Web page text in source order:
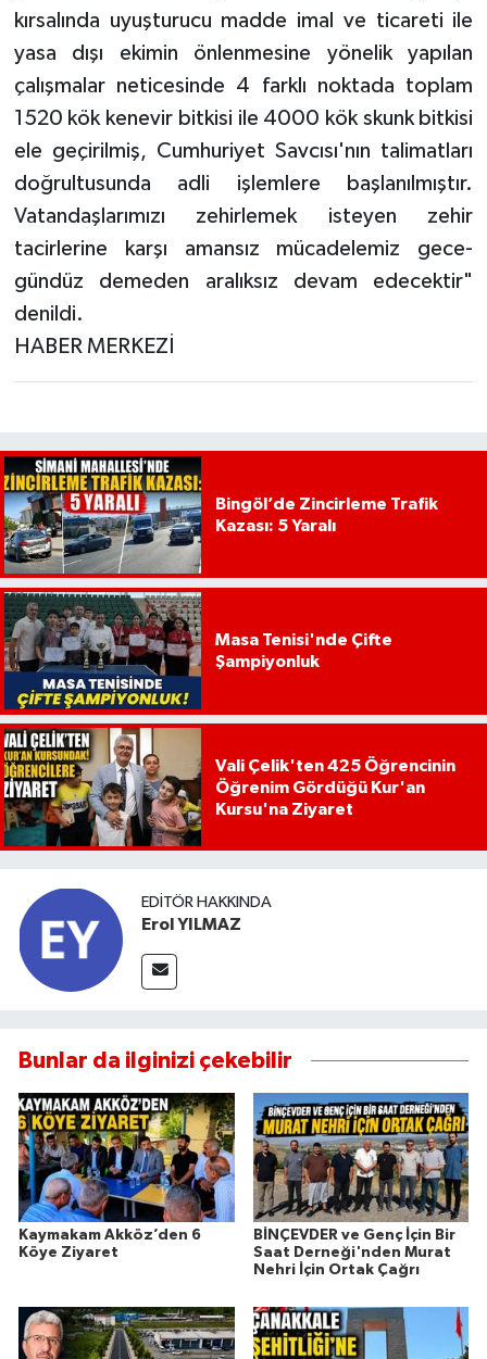
kırsalında uyuşturucu madde imal ve ticareti ile
yasa dışı ekimin önlenmesine yönelik yapılan
çalışmalar neticesinde 4 farklı noktada toplam
1520 kök kenevir bitkisi ile 4000 kök skunk bitkisi
ele geçirilmiş, Cumhuriyet Savcısı'nın talimatları
doğrultusunda adli işlemlere başlanılmıştır.
Vatandaşlarımızı zehirlemek isteyen zehir
tacirlerine karşı amansız mücadelemiz gece-
gündüz demeden aralıksız devam edecektir"
denildi.
HABER MERKEZİ
Bingöl’de Zincirleme Trafik
Kazası: 5 Yaralı
Masa Tenisi'nde Çifte
Şampiyonluk
Vali Çelik'ten 425 Öğrencinin
Öğrenim Gördüğü Kur'an
Kursu'na Ziyaret
EDITÖR HAKKINDA
Erol YILMAZ
Bunlar da ilginizi çekebilir
Kaymakam Akköz’den 6
Köye Ziyaret
BİNÇEVDER ve Genç İçin Bir
Saat Derneği'nden Murat
Nehri İçin Ortak Çağrı